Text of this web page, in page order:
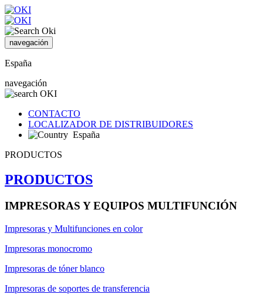
navegación
España
navegación
CONTACTO
LOCALIZADOR DE DISTRIBUIDORES
España
PRODUCTOS
PRODUCTOS
IMPRESORAS Y EQUIPOS MULTIFUNCIÓN
Impresoras y Multifunciones en color
Impresoras monocromo
Impresoras de tóner blanco
Impresoras de soportes de transferencia